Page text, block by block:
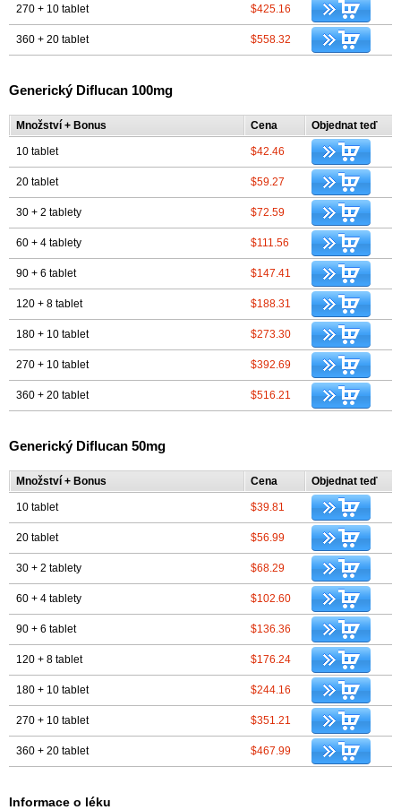
270 + 10 tablet $425.16
360 + 20 tablet $558.32
Generický Diflucan 100mg
Množství + Bonus Cena Objednat teď
10 tablet $42.46
20 tablet $59.27
30 + 2 tablety $72.59
60 + 4 tablety $111.56
90 + 6 tablet $147.41
120 + 8 tablet $188.31
180 + 10 tablet $273.30
270 + 10 tablet $392.69
360 + 20 tablet $516.21
Generický Diflucan 50mg
Množství + Bonus Cena Objednat teď
10 tablet $39.81
20 tablet $56.99
30 + 2 tablety $68.29
60 + 4 tablety $102.60
90 + 6 tablet $136.36
120 + 8 tablet $176.24
180 + 10 tablet $244.16
270 + 10 tablet $351.21
360 + 20 tablet $467.99
Informace o léku